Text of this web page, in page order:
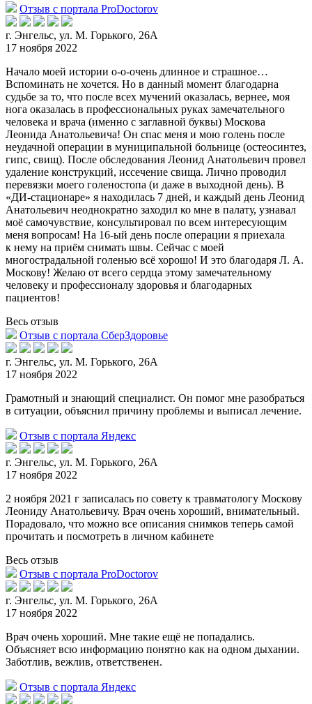
Отзыв с портала ProDoctorov
г. Энгельс, ул. М. Горького, 26А
17 ноября 2022
Начало моей истории о-о-очень длинное и страшное…
Вспоминать не хочется. Но в данный момент благодарна
судьбе за то, что после всех мучений оказалась, вернее, моя
нога оказалась в профессиональных руках замечательного
человека и врача (именно с заглавной буквы) Москова
Леонида Анатольевича! Он спас меня и мою голень после
неудачной операции в муниципальной больнице (остеосинтез,
гипс, свищ). После обследования Леонид Анатольевич провел
удаление конструкций, иссечение свища. Лично проводил
перевязки моего голеностопа (и даже в выходной день). В
«ДИ-стационаре» я находилась 7 дней, и каждый день Леонид
Анатольевич неоднократно заходил ко мне в палату, узнавал
моё самочувствие, консультировал по всем интересующим
меня вопросам! На 16-ый день после операции я приехала
к нему на приём снимать швы. Сейчас с моей
многострадальной голенью всё хорошо! И это благодаря Л. А.
Москову! Желаю от всего сердца этому замечательному
человеку и профессионалу здоровья и благодарных
пациентов!
Весь отзыв
Отзыв с портала СберЗдоровье
г. Энгельс, ул. М. Горького, 26А
17 ноября 2022
Грамотный и знающий специалист. Он помог мне разобраться
в ситуации, объяснил причину проблемы и выписал лечение.
Отзыв с портала Яндекс
г. Энгельс, ул. М. Горького, 26А
17 ноября 2022
2 ноября 2021 г записалась по совету к травматологу Москову
Леониду Анатольевичу. Врач очень хороший, внимательный.
Порадовало, что можно все описания снимков теперь самой
прочитать и посмотреть в личном кабинете
Весь отзыв
Отзыв с портала ProDoctorov
г. Энгельс, ул. М. Горького, 26А
17 ноября 2022
Врач очень хороший. Мне такие ещё не попадались.
Объясняет всю информацию понятно как на одном дыхании.
Заботлив, вежлив, ответственен.
Отзыв с портала Яндекс